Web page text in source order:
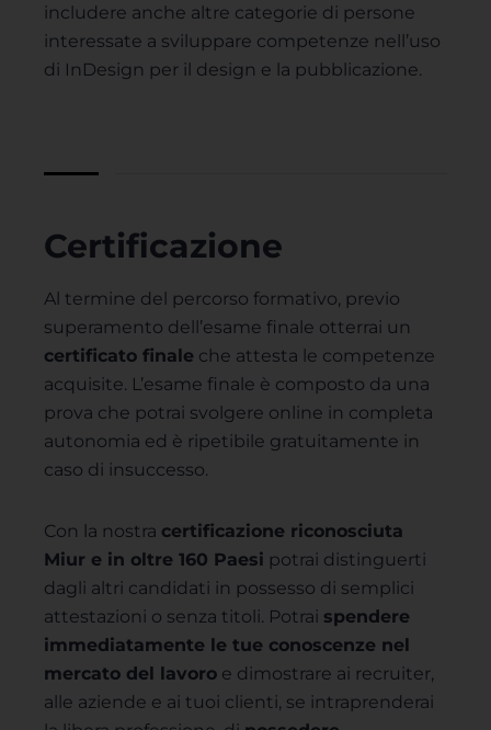
includere anche altre categorie di persone
interessate a sviluppare competenze nell’uso
di InDesign per il design e la pubblicazione.
Certificazione
Al termine del percorso formativo, previo
superamento dell’esame finale otterrai un
certificato finale che attesta le competenze
acquisite. L’esame finale è composto da una
prova che potrai svolgere online in completa
autonomia ed è ripetibile gratuitamente in
caso di insuccesso.
Con la nostra certificazione riconosciuta
Miur e in oltre 160 Paesi potrai distinguerti
dagli altri candidati in possesso di semplici
attestazioni o senza titoli. Potrai spendere
immediatamente le tue conoscenze nel
mercato del lavoro e dimostrare ai recruiter,
alle aziende e ai tuoi clienti, se intraprenderai